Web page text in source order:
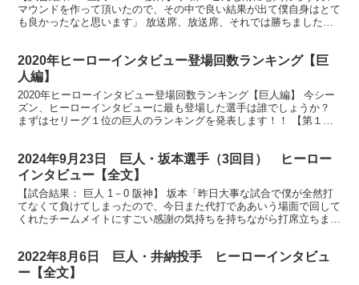
マウンドを作って頂いたので、その中で良い結果が出て僕自身はとて
も良かったなと思います」 放送席、放送席、それでは勝ちましたジ
2020年ヒーローインタビュー登場回数ランキング【巨
人編】
2020年ヒーローインタビュー登場回数ランキング【巨人編】 今シー
ズン、ヒーローインタビューに最も登場した選手は誰でしょうか？
まずはセリーグ１位の巨人のランキングを発表します！！ 【第１８
2024年9月23日 巨人・坂本選手（3回目） ヒーロー
インタビュー【全文】
【試合結果： 巨人 1－0 阪神】 坂本「昨日大事な試合で僕が全然打
てなくて負けてしまったので、今日また代打でああいう場面で回して
くれたチームメイトにすごい感謝の気持ちを持ちながら打席立ちまし
2022年8月6日 巨人・井納投手 ヒーローインタビュ
ー【全文】